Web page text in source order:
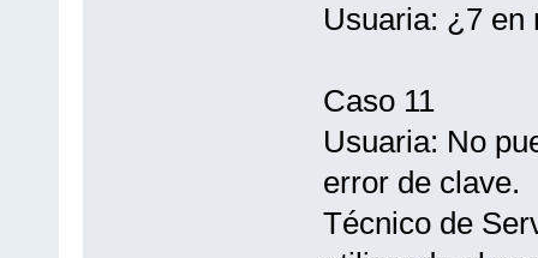
Usuaria: ¿7 en
Caso 11
Usuaria: No
error de clave.
Técnico de